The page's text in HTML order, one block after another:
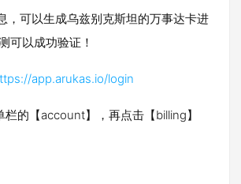
，可以生成乌兹别克斯坦的万事达卡进
可以成功验证！
app.arukas.io/login
栏的【account】，再点击【billing】